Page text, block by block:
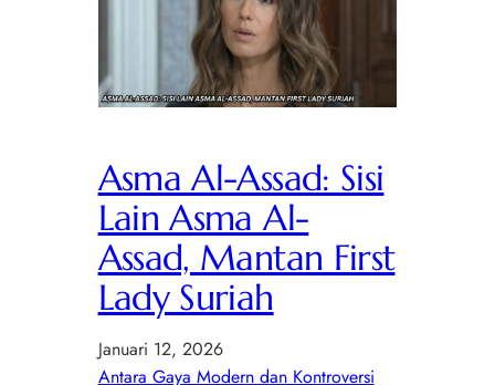
Asma Al-Assad: Sisi
Lain Asma Al-
Assad, Mantan First
Lady Suriah
Januari 12, 2026
Antara Gaya Modern dan Kontroversi